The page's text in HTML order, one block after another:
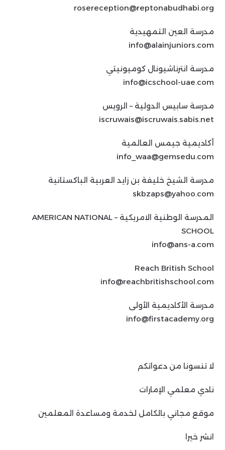
rosereception@reptonabudhabi.org
مدرسة العين التمهيدية
info@alainjuniors.com
مدرسة انترناشيونال كوميونيتي
info@icschool-uae.com
مدرسة سابيس الدولية – الرويس
iscruwais@iscruwais.sabis.net
أكاديمية جيمس العالمية
info_waa@gemsedu.com
مدرسة الشيخ خليفة بن زايد العربية الباكستانية
skbzaps@yahoo.com
المدرسة الوطنية الامريكية – AMERICAN NATIONAL
SCHOOL
info@ans-a.com
Reach British School
info@reachbritishschool.com
مدرسة الأكاديمية الأولى
info@firstacademy.org
لا تنسونا من دعواتكم
نادي معلمي الإمارات
موقع مجاني بالكامل لخدمة ومساعدة المعلمين
انشر خيرا